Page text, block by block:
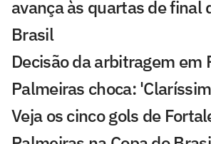
avança às quartas de final
Brasil
Decisão da arbitragem em
Palmeiras choca:
Veja os cinco gols de